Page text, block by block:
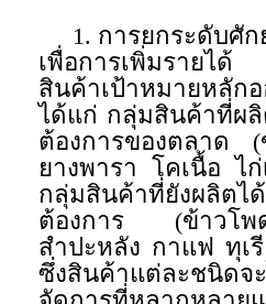
1. การยกระดับศัก
เพื่อการเพิ่มรายไ
สินค้าเป้าหมายหลั
ได้แก่ กลุ่มสินค้าที่ผลิ
ต้องการของตลาด
ยางพารา โคเนื้อ ไ
กลุ่มสินค้าที่ยังผลิตไ
ต้องการ (ข้าวโ
สำปะหลัง กาแฟ ทุเ
ซึ่งสินค้าแต่ละชนิดจ